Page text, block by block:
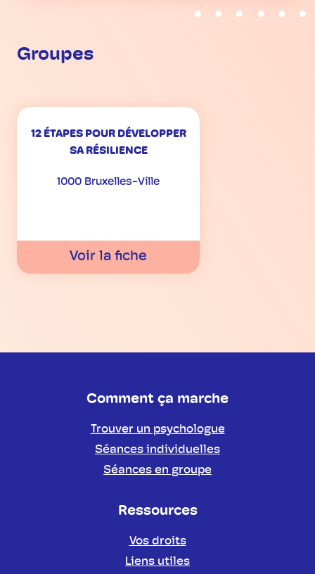
Groupes
12 ÉTAPES POUR DÉVELOPPER
SA RÉSILIENCE
1000 Bruxelles-Ville
Voir la fiche
Comment ça marche
Trouver un psychologue
Séances individuelles
Séances en groupe
Ressources
Vos droits
Liens utiles